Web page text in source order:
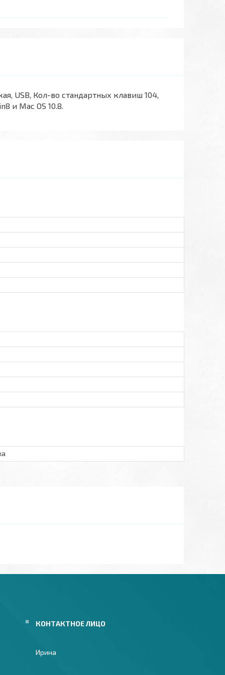
USB, Кол-во стандартных клавиш 104,
и Mac OS 10.8.
Ирина